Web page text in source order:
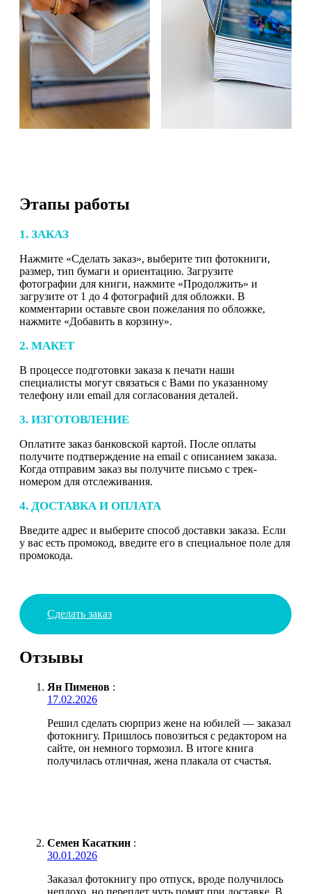
Этапы работы
1. ЗАКАЗ
Нажмите «Сделать заказ», выберите тип фотокниги,
размер, тип бумаги и ориентацию. Загрузите
фотографии для книги, нажмите «Продолжить» и
загрузите от 1 до 4 фотографий для обложки. В
комментарии оставьте свои пожелания по обложке,
нажмите «Добавить в корзину».
2. МАКЕТ
В процессе подготовки заказа к печати наши
специалисты могут связаться с Вами по указанному
телефону или email для согласования деталей.
3. ИЗГОТОВЛЕНИЕ
Оплатите заказ банковской картой. После оплаты
получите подтверждение на email с описанием заказа.
Когда отправим заказ вы получите письмо с трек-
номером для отслеживания.
4. ДОСТАВКА И ОПЛАТА
Введите адрес и выберите способ доставки заказа. Если
у вас есть промокод, введите его в специальное поле для
промокода.
Сделать заказ
Отзывы
Ян Пименов :
17.02.2026
Решил сделать сюрприз жене на юбилей — заказал
фотокнигу. Пришлось повозиться с редактором на
сайте, он немного тормозил. В итоге книга
получилась отличная, жена плакала от счастья.
Семен Касаткин :
30.01.2026
Заказал фотокнигу про отпуск, вроде получилось
неплохо, но переплет чуть помят при доставке. В